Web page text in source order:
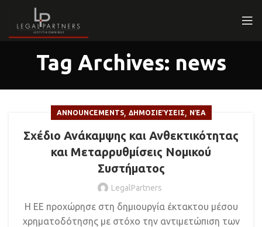
Tag Archives: news
ANNOUNCEMENTS, ΔΗΜΟΣΙΕΎΣΕΙΣ, ΝΈΑ
Σχέδιο Ανάκαμψης και Ανθεκτικότητας
και Μεταρρυθμίσεις Νομικού
Συστήματος
LegalPartners
Η ΕΕ προχώρησε στη δημιουργία έκτακτου μέσου
χρηματοδότησης με στόχο την αντιμετώπιση των